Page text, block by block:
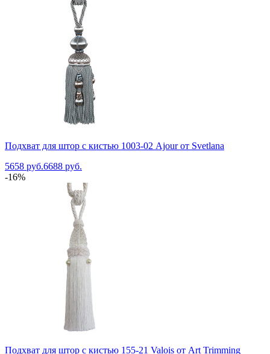
Подхват для штор с кистью 1003-02 Ajour от Svetlana
5658 руб.6688 руб.
-16%
Подхват для штор с кистью 155-21 Valois от Art Trimming